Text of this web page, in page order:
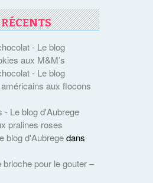
- Le blog
aux M&M’s
- Le blog
aux flocons
Le blog d'Aubrege
pralines roses
blog d'Aubregedans
brioche pour le gouter –